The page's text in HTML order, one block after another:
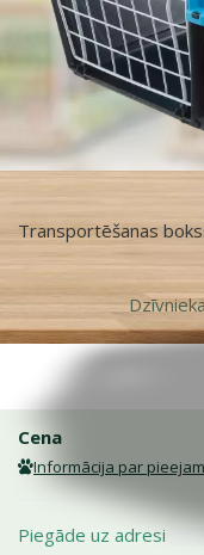
Transportēšanas
Cena
Informācija par
Piegāde uz adresi